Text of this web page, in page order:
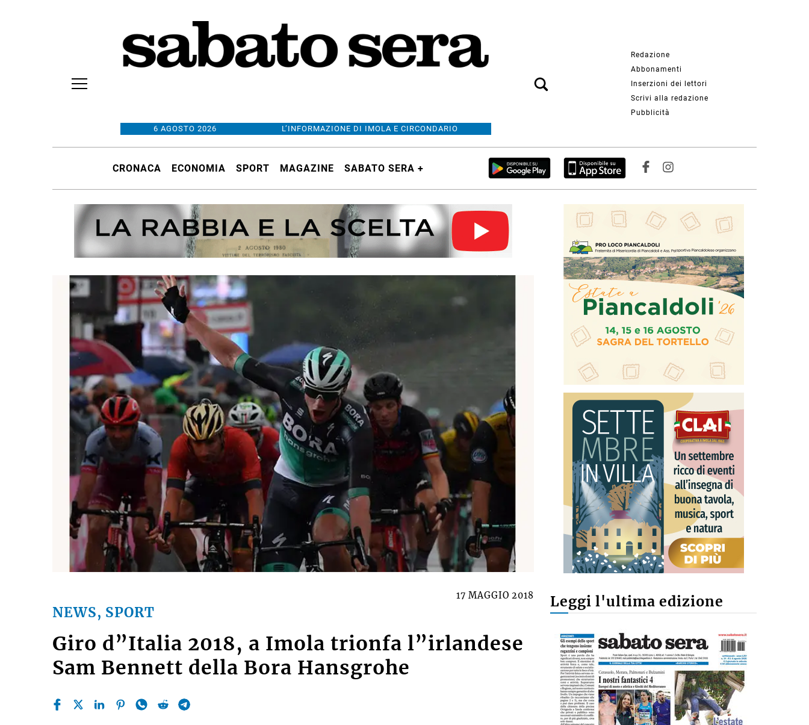
6 AGOSTO 2026 L’INFORMAZIONE DI IMOLA E CIRCONDARIO
Redazione
Abbonamenti
Inserzioni dei lettori
Scrivi alla redazione
Pubblicità
CRONACA ECONOMIA SPORT MAGAZINE SABATO SERA +
NEWS, SPORT
17 MAGGIO 2018
Giro d”Italia 2018, a Imola trionfa l”irlandese
Sam Bennett della Bora Hansgrohe
Leggi l'ultima edizione